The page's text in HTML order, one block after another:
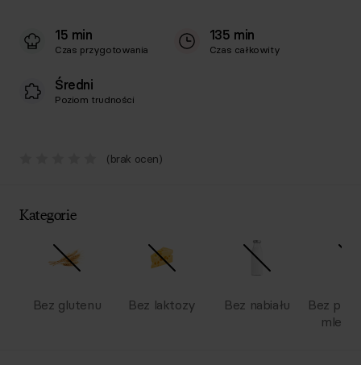
15 min
Czas przygotowania
135 min
Czas całkowity
Średni
Poziom trudności
(brak ocen)
Kategorie
Bez glutenu Bez laktozy Bez nabiału
Bez